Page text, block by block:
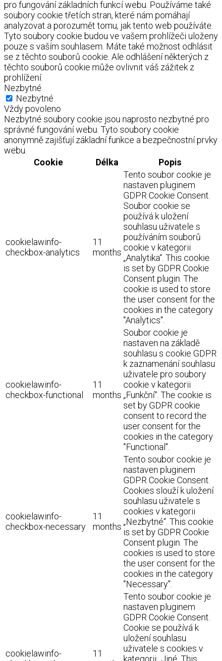
pro fungování základních funkcí webu. Používáme také
soubory cookie třetích stran, které nám pomáhají
analyzovat a porozumět tomu, jak tento web používáte.
Tyto soubory cookie budou ve vašem prohlížeči uloženy
pouze s vaším souhlasem. Máte také možnost odhlásit
se z těchto souborů cookie. Ale odhlášení některých z
těchto souborů cookie může ovlivnit váš zážitek z
prohlížení.
Nezbytné
Nezbytné
Vždy povoleno
Nezbytné soubory cookie jsou naprosto nezbytné pro
správné fungování webu. Tyto soubory cookie
anonymně zajišťují základní funkce a bezpečnostní prvky
webu.
Cookie
Délka Popis
cookielawinfo-
checkbox-analytics
11
months
Tento soubor cookie je
nastaven pluginem
GDPR Cookie Consent.
Soubor cookie se
používá k uložení
souhlasu uživatele s
používáním souborů
cookie v kategorii
„Analytika“. This cookie
is set by GDPR Cookie
Consent plugin. The
cookie is used to store
the user consent for the
cookies in the category
"Analytics".
cookielawinfo-
checkbox-functional
11
months
Soubor cookie je
nastaven na základě
souhlasu s cookie GDPR
k zaznamenání souhlasu
uživatele pro soubory
cookie v kategorii
„Funkční“. The cookie is
set by GDPR cookie
consent to record the
user consent for the
cookies in the category
"Functional".
cookielawinfo-
checkbox-necessary
11
months
Tento soubor cookie je
nastaven pluginem
GDPR Cookie Consent.
Cookies slouží k uložení
souhlasu uživatele s
cookies v kategorii
„Nezbytné“. This cookie
is set by GDPR Cookie
Consent plugin. The
cookies is used to store
the user consent for the
cookies in the category
"Necessary".
cookielawinfo-
11
Tento soubor cookie je
nastaven pluginem
GDPR Cookie Consent.
Cookie se používá k
uložení souhlasu
uživatele s cookies v
kategorii „Jiné. This